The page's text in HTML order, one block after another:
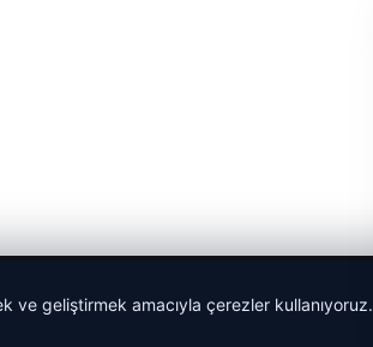
ve geliştirmek amacıyla çerezler kullanıyoruz.